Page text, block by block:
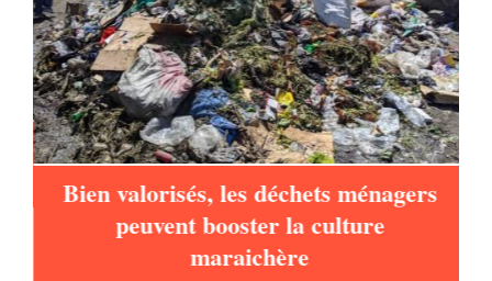
Bien valorisés, les déchets ménagers
peuvent booster la culture
maraichère